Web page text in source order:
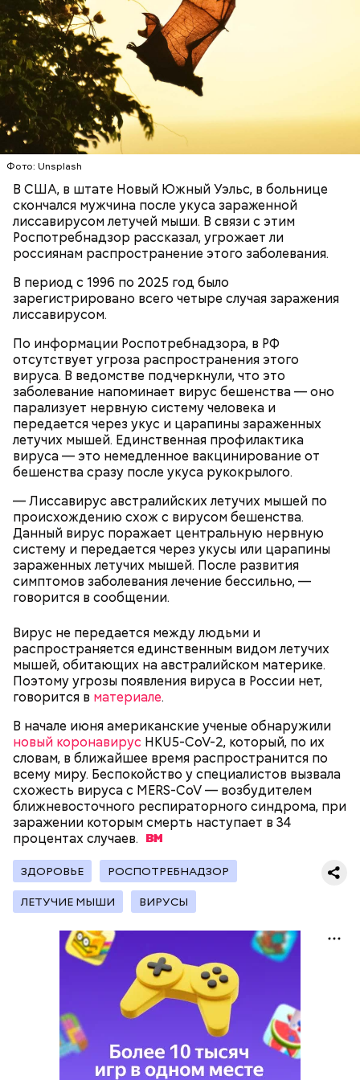
Фото: Unsplash
В США, в штате Новый Южный Уэльс, в больнице
скончался мужчина после укуса зараженной
лиссавирусом летучей мыши. В связи с этим
Роспотребнадзор рассказал, угрожает ли
россиянам распространение этого заболевания.
В период с 1996 по 2025 год было
зарегистрировано всего четыре случая заражения
лиссавирусом.
По информации Роспотребнадзора, в РФ
отсутствует угроза распространения этого
вируса. В ведомстве подчеркнули, что это
заболевание напоминает вирус бешенства — оно
парализует нервную систему человека и
передается через укус и царапины зараженных
летучих мышей. Единственная профилактика
вируса — это немедленное вакцинирование от
бешенства сразу после укуса рукокрылого.
— Лиссавирус австралийских летучих мышей по
происхождению схож с вирусом бешенства.
Данный вирус поражает центральную нервную
систему и передается через укусы или царапины
зараженных летучих мышей. После развития
симптомов заболевания лечение бессильно, —
говорится в сообщении.
Вирус не передается между людьми и
распространяется единственным видом летучих
мышей, обитающих на австралийском материке.
Поэтому угрозы появления вируса в России нет,
говорится в материале.
В начале июня американские ученые обнаружили
новый коронавирус HKU5-CoV-2, который, по их
словам, в ближайшее время распространится по
всему миру. Беспокойство у специалистов вызвала
схожесть вируса с MERS-CoV — возбудителем
ближневосточного респираторного синдрома, при
заражении которым смерть наступает в 34
процентахслучаев.
ЗДОРОВЬЕ РОСПОТРЕБНАДЗОР
ЛЕТУЧИЕ МЫШИ ВИРУСЫ
кабачок;
петрушка;
— Кабачки, порезанные кубиками, нужно легко
обжарить на сковороде. К ним добавляются зелень
петрушки, чеснок, соль и оливковое масло.
Получается очень вкусно, — поделился рецептом
Копылов.
Спагетти из кабачков
Ингредиенты:
с сахарным диабетом;
лишним весом.
— В дыне содержится много сахара, который
представлен фруктозой. С одной стороны — это
хорошо, потому что дает энергию. Но важно
помнить, что сладкими дынями не нужно сильно
увлекаться, так же как и арбузами, людям с
сахарным диабетом и лишним весом, —
подчеркнула доктор.
Терапевт Кондрахин назвал
продукты и напитки, которые
выводят токсины из организма
Ранние плоды, по словам врача, лучше не есть:
беременным, кормящим женщинам;
людям с ослабленной иммунной системой;
пожилым;
детям.
Чистит сосуды и защищает от
рака: чем полезен кресс-салат